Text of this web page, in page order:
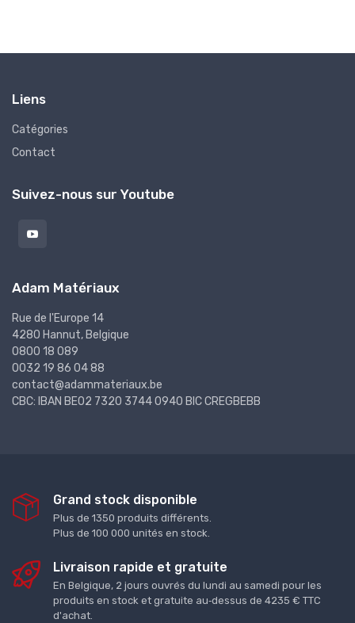
Liens
Catégories
Contact
Suivez-nous sur Youtube
Adam Matériaux
Rue de l'Europe 14
4280 Hannut, Belgique
0800 18 089
0032 19 86 04 88
contact@adammateriaux.be
CBC: IBAN BE02 7320 3744 0940 BIC CREGBEBB
Grand stock disponible
Plus de 1350 produits différents.
Plus de 100 000 unités en stock.
Livraison rapide et gratuite
En Belgique, 2 jours ouvrés du lundi au samedi pour les
produits en stock et gratuite au‑dessus de 4235 € TTC
d'achat.